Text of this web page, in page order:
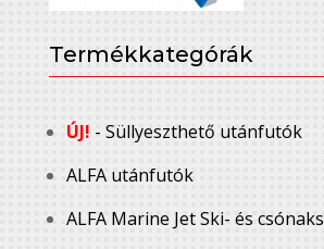
Termékkategórák
ÚJ! - Süllyeszthető utánfutók
ALFA utánfutók
ALFA Marine Jet Ski- és